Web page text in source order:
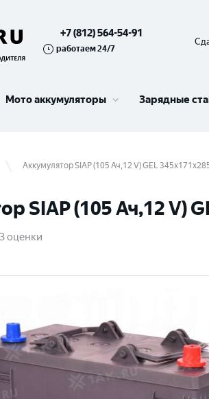
+7 (812) 564-54-91
работаем 24/7
Мото аккумуляторы Зарядные
Аккумулятор SIAP (105 Ач,12 V) GEL
SIAP (105 Ач,12 V)
оценки